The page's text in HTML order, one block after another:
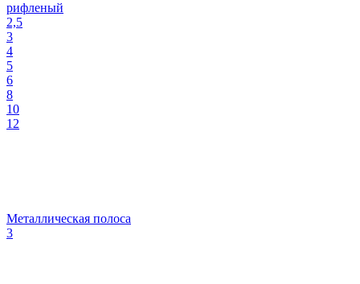
рифленый
2,5
3
4
5
6
8
10
12
Металлическая полоса
3